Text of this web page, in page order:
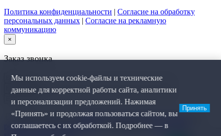
Политика конфиденциальности | Согласие на обработку
персональных данных | Согласие на рекламную
коммуникацию
×
Заказ звонка
Я даю согласие наобработку персональных данных
рекламную коммуникациюи соглашаюсь сполитикой
Мы используем cookie-файлы и технические
данные для корректной работы сайта, аналитики
и персонализации предложений. Нажимая
«Принять» и продолжая пользоваться сайтом, вы
соглашаетесь с их обработкой. Подробнее — в
Принять